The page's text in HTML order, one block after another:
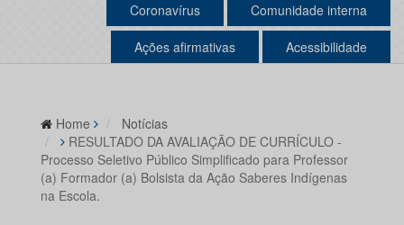
Coronavírus Comunidade interna
Ações afirmativas Acessibilidade
Home
Notícias
RESULTADO DA AVALIAÇÃO DE CURRÍCULO -
Processo Seletivo Público Simplificado para Professor
(a) Formador (a) Bolsista da Ação Saberes Indígenas
na Escola.